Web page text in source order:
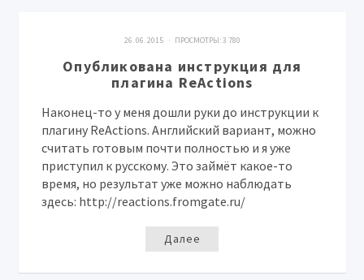
26. 06. 2015 · ПРОСМОТРЫ:3 780
Опубликована инструкция для
плагина ReActions
Наконец-то у меня дошли руки до инструкции к
плагину ReActions. Английский вариант, можно
считать готовым почти полностью и я уже
приступил к русскому. Это займёт какое-то
время, но результат уже можно наблюдать
здесь: http://reactions.fromgate.ru/
Далее